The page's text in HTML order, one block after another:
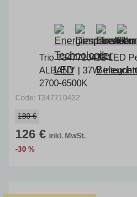
Trio T347710432 LED
ALBANY | 37W
2700-6500K
Code: T347710432
180 €
126 € inkl. MwSt.
-30 %